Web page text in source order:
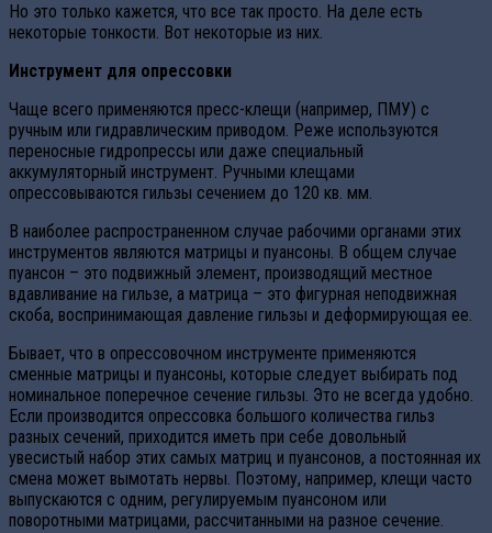
Но это только кажется, что все так просто. На деле есть
некоторые тонкости. Вот некоторые из них.
Инструмент для опрессовки
Чаще всего применяются пресс-клещи (например, ПМУ) с
ручным или гидравлическим приводом. Реже используются
переносные гидропрессы или даже специальный
аккумуляторный инструмент. Ручными клещами
опрессовываются гильзы сечением до 120 кв. мм.
В наиболее распространенном случае рабочими органами этих
инструментов являются матрицы и пуансоны. В общем случае
пуансон – это подвижный элемент, производящий местное
вдавливание на гильзе, а матрица – это фигурная неподвижная
скоба, воспринимающая давление гильзы и деформирующая ее.
Бывает, что в опрессовочном инструменте применяются
сменные матрицы и пуансоны, которые следует выбирать под
номинальное поперечное сечение гильзы. Это не всегда удобно.
Если производится опрессовка большого количества гильз
разных сечений, приходится иметь при себе довольный
увесистый набор этих самых матриц и пуансонов, а постоянная их
смена может вымотать нервы. Поэтому, например, клещи часто
выпускаются с одним, регулируемым пуансоном или
поворотными матрицами, рассчитанными на разное сечение.